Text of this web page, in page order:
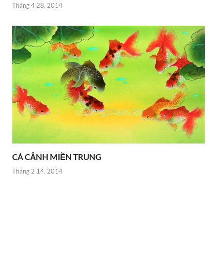
Tháng 4 28, 2014
CÁ CẢNH MIỀN TRUNG
Tháng 2 14, 2014